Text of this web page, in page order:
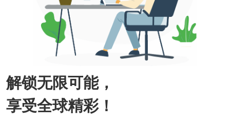
解锁无限可能，
享受全球精彩！